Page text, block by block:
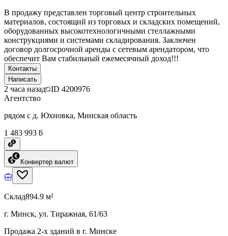
В продажу представлен торговый центр строительных
материалов, состоящий из торговых и складских помещений,
оборудованных высокотехнологичными стеллажными
конструкциями и системами складирования. Заключен
договор долгосрочной аренды с сетевым арендатором, что
обеспечит Вам стабильный ежемесячный доход!!!
Контакты
Написать
2 часа назад ID 4200976
Агентство
рядом с д. Юхновка, Минская область
1 483 993 ƃ
Конвертер валют
Склад894.9 м²
г. Минск, ул. Тиражная, 61/63
Продажа 2-х зданий в г. Минске